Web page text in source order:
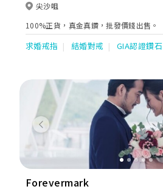
尖沙咀
100%正貨，真金真鑽，批發價錢出售。
求婚戒指 結婚對戒 GIA認證鑽石
Previous
Forevermark